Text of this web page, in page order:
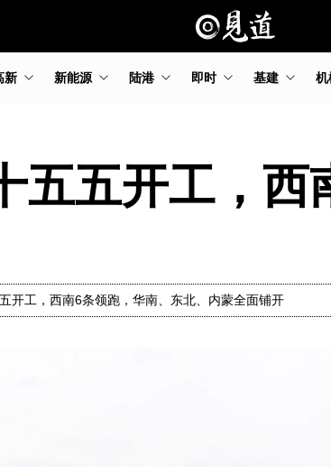
新 新能源 陆港 即时 基建 机
五五开工，西
开工，西南6条领跑，华南、东北、内蒙全面铺开